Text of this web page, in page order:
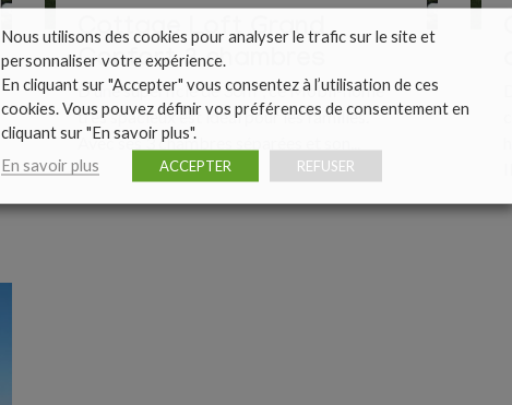
Cottage Loft Grand
Confort 3 chambres
D’une superficie de 30m², ce Mobil-home
très spacieux est idéal pour les familles.
Avec ses 3 chambres séparées et son...
Nous utilisons des cookies pour analyser le trafic sur le site et
personnaliser votre expérience.
En cliquant sur "Accepter" vous consentez à l’utilisation de ces
cookies. Vous pouvez définir vos préférences de consentement en
cliquant sur "En savoir plus".
En savoir plus
ACCEPTER REFUSER